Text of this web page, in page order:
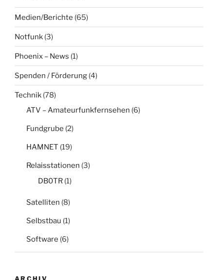
Medien/Berichte (65)
Notfunk (3)
Phoenix – News (1)
Spenden / Förderung (4)
Technik (78)
ATV – Amateurfunkfernsehen (6)
Fundgrube (2)
HAMNET (19)
Relaisstationen (3)
DB0TR (1)
Satelliten (8)
Selbstbau (1)
Software (6)